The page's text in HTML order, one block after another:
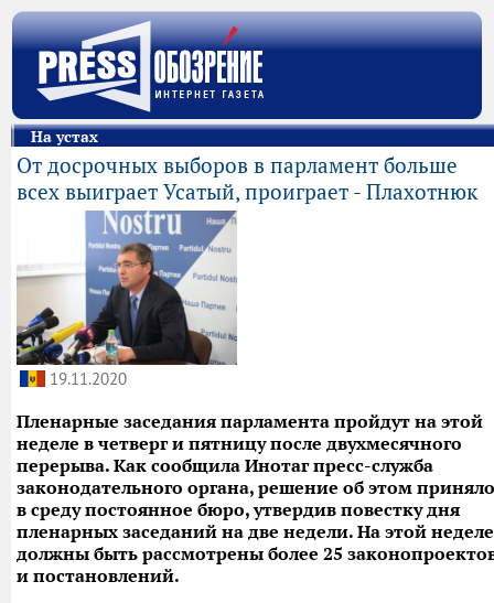
На устах
От досрочных выборов в парламент больше
всех выиграет Усатый, проиграет - Плахотнюк
19.11.2020
Пленарные заседания парламента пройдут на этой
неделе в четверг и пятницу после двухмесячного
перерыва. Как сообщила Инотаг пресс-служба
законодательного органа, решение об этом приняло
в среду постоянное бюро, утвердив повестку дня
пленарных заседаний на две недели. На этой неделе
должны быть рассмотрены более 25
и постановлений.